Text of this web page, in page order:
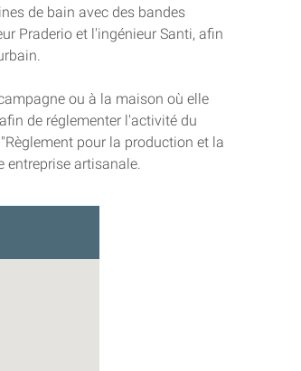
de bain avec des bandes
Praderio et l'ingénieur Santi, afin
ou à la maison où elle
de réglementer l'activité du
pour la production et la
entreprise artisanale.